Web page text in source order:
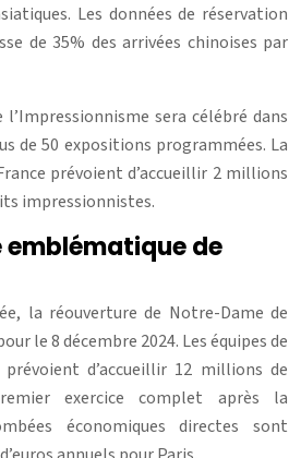
Les données de réservation
de 35% des arrivées chinoises par
l’Impressionnisme sera célébré dans
de 50 expositions programmées. La
prévoient d’accueillir 2 millions
impressionnistes.
emblématique de
la réouverture de Notre-Dame de
le 8 décembre 2024. Les équipes de
d’accueillir 12 millions de
exercice complet après la
économiques directes sont